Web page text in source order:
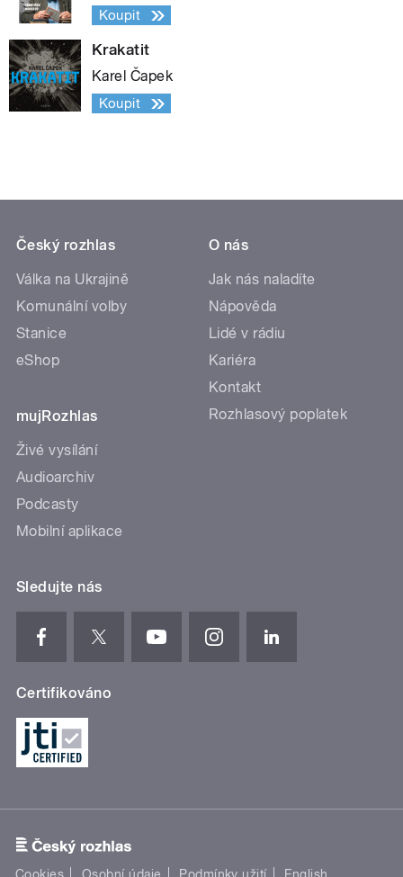
Koupit
Krakatit
Karel Čapek
Koupit
Český rozhlas
Válka na Ukrajině
Komunální volby
Stanice
eShop
mujRozhlas
Živé vysílání
Audioarchiv
Podcasty
Mobilní aplikace
O nás
Jak nás naladíte
Nápověda
Lidé v rádiu
Kariéra
Kontakt
Rozhlasový poplatek
Sledujte nás
Certifikováno
Cookies Osobní údaje Podmínky užití English